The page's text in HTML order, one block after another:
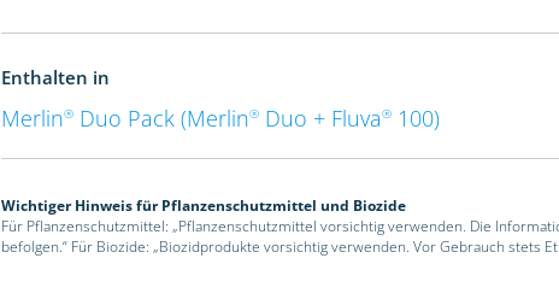
Enthalten in
Merlin® Duo Pack (Merlin® Duo + Fluva® 100)
Wichtiger Hinweis für Pflanzenschutzmittel und Biozide
Für Pflanzenschutzmittel: „Pflanzenschutzmittel vorsichtig verwenden. Die
befolgen.“ Für Biozide: „Biozidprodukte vorsichtig verwenden. Vor Gebrauch stets